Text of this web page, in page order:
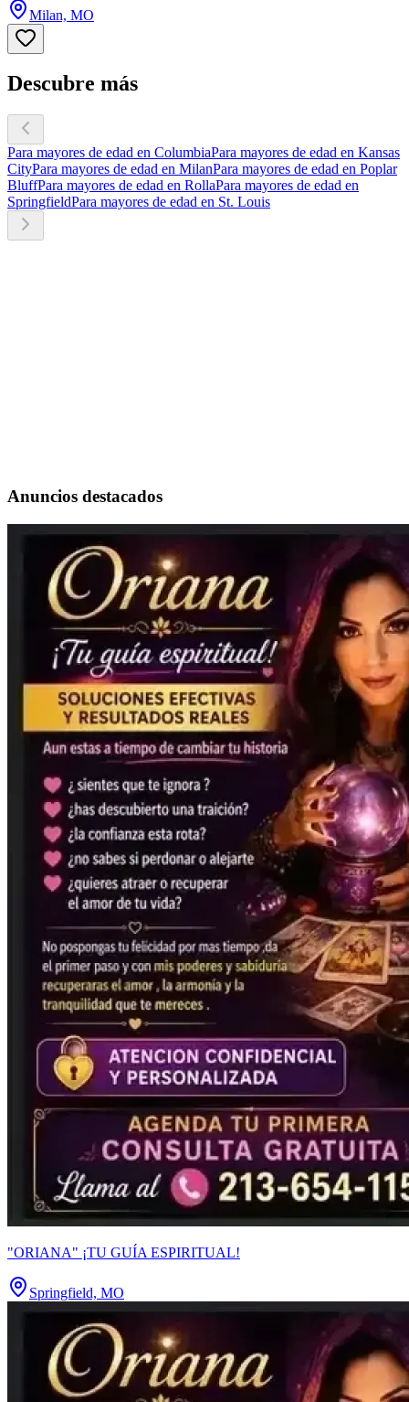
Milan, MO
Descubre más
Para mayores de edad en ColumbiaPara mayores de edad en Kansas
CityPara mayores de edad en MilanPara mayores de edad en Poplar
BluffPara mayores de edad en RollaPara mayores de edad en
SpringfieldPara mayores de edad en St. Louis
Anuncios destacados
"ORIANA" ¡TU GUÍA ESPIRITUAL!
Springfield, MO